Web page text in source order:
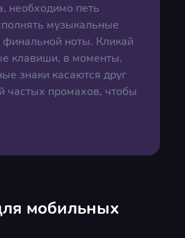
необходимо петь
музыкальные
ноты. Кликай
клавиши, в моменты,
знаки касаются друг
частых промахов, чтобы
мобильных